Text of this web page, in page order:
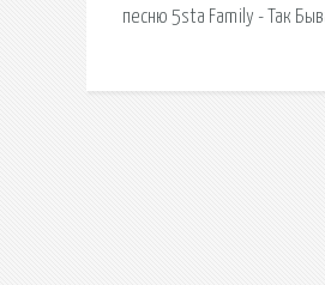
песню 5sta Family - Так